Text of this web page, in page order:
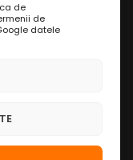
de
de
datele